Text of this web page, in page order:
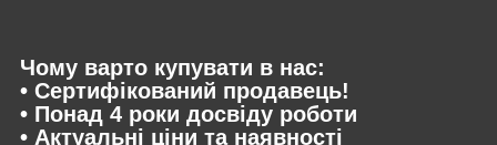
Чому варто купувати в нас:
• Сертифікований продавець!
• Понад 4 роки досвіду роботи
• Актуальні ціни та наявності